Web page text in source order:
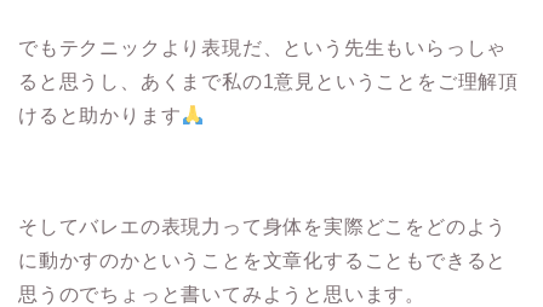
でもテクニックより表現だ、という先生もいらっしゃ
ると思うし、あくまで私の1意見ということをご理解頂
けると助かります
そしてバレエの表現力って身体を実際どこをどのよう
に動かすのかということを文章化することもできると
思うのでちょっと書いてみようと思います。